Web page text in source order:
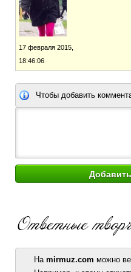
17 февраля 2015,
18:46:06
Чтобы добавить
На mirmuz.com можно